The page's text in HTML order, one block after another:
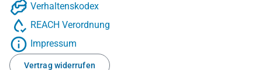
Verhaltenskodex
REACH Verordnung
Impressum
Vertrag widerrufen